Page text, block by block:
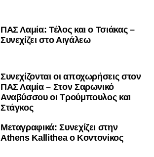
ΠΑΣ Λαμία: Τέλος και ο Τσιάκας –
Συνεχίζει στο Αιγάλεω
Συνεχίζονται οι αποχωρήσεις στον
ΠΑΣ Λαμία – Στον Σαρωνικό
Αναβύσσου οι Τρούμπουλος και
Στάγκος
Mεταγραφικά: Συνεχίζει στην
Athens Kallithea ο Κοντονίκος